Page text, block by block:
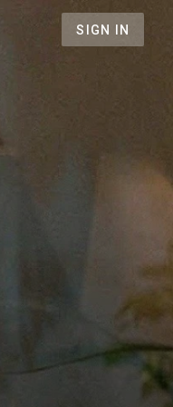
SIGN IN